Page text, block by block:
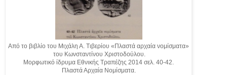
Από το βιβλίο του Μιχάλη Α. Τιβερίου «Πλαστά αρχαία νομίσματα»
του Κωνσταντίνου Χριστοδούλου.
Μορφωτικό ίδρυμα Εθνικής Τραπέζης 2014 σελ. 40-42.
Πλαστά Αρχαία Νομίσματα.